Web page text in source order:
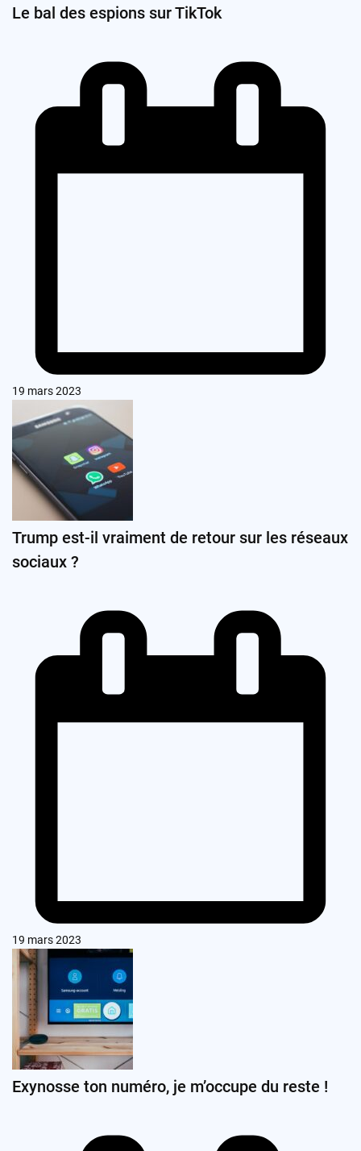
Le bal des espions sur TikTok
19 mars 2023
Trump est-il vraiment de retour sur les réseaux
sociaux ?
19 mars 2023
Exynosse ton numéro, je m’occupe du reste !